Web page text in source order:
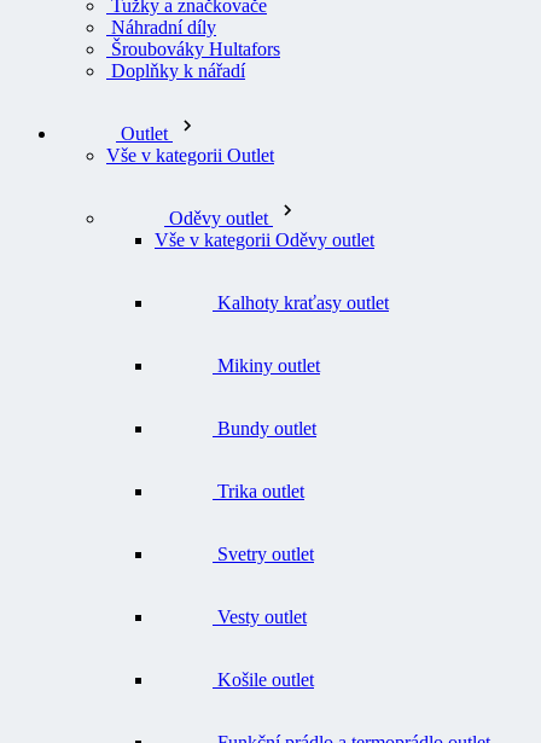
Tužky a značkovače
Náhradní díly
Šroubováky Hultafors
Doplňky k nářadí
Vše v kategorii Outlet
Vše v kategorii Oděvy outlet